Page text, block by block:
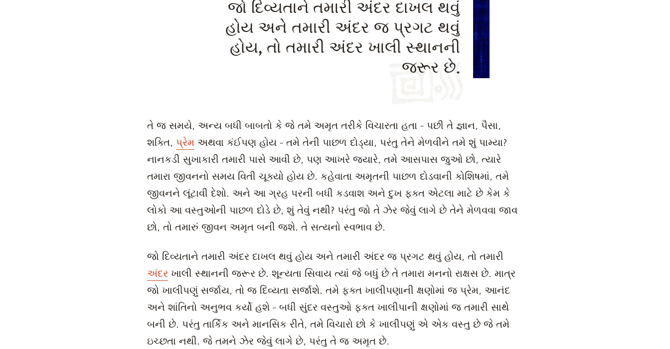
જો દિવ્યતાને તમારી અંદર દાખલ થવું
હોય અને તમારી અંદર જ પ્રગટ થવું
હોય, તો તમારી અંદર ખાલી સ્થાનની
જરૂર છે.
તે જ સમયે, અન્ય બધી બાબતો કે જે તમે અમૃત તરીકે વિચારતા હતા - પછી તે જ્ઞાન, પૈસા,
શક્તિ, પ્રેમ અથવા કંઈપણ હોય - તમે તેની પાછળ દોડ્યા, પરંતુ તેને મેળવીને તમે શું પામ્યા?
નાનકડી સુખાકારી તમારી પાસે આવી છે, પણ આખરે જ્યારે, તમે આસપાસ જુઓ છો, ત્યારે
તમારા જીવનનો સમય વિતી ચૂક્યો હોય છે. કહેવાતા અમૃતની પાછળ દોડવાની કોશિષમાં, તમે
જીવનને લૂંટાવી દેશો. અને આ ગ્રહ પરની બધી કડવાશ અને દુખ ફક્ત એટલા માટે છે કેમ કે
લોકો આ વસ્તુઓની પાછળ દોડે છે, શું તેવું નથી? પરંતુ જો તે ઝેર જેવું લાગે છે તેને મેળવવા જાવ
છો, તો તમારું જીવન અમૃત બની જશે. તે સત્યનો સ્વભાવ છે.
જો દિવ્યતાને તમારી અંદર દાખલ થવું હોય અને તમારી અંદર જ પ્રગટ થવું હોય, તો તમારી
અંદર ખાલી સ્થાનની જરૂર છે. શૂન્યતા સિવાય ત્યાં જે બધું છે તે તમારા મનનો રાક્ષસ છે. માત્ર
જો ખાલીપણું સર્જાય, તો જ દિવ્યતા સર્જાશે. તમે ફક્ત ખાલીપણાની ક્ષણોમાં જ પ્રેમ, આનંદ
અને શાંતિનો અનુભવ કર્યો હશે - બધી સુંદર વસ્તુઓ ફક્ત ખાલીપાની ક્ષણોમાં જ તમારી સાથે
બની છે. પરંતુ તાર્કિક અને માનસિક રીતે, તમે વિચારો છો કે ખાલીપણું એ એક વસ્તુ છે જે તમે
ઇચ્છતા નથી. જે તમને ઝેર જેવું લાગે છે, પરંતુ તે જ અમૃત છે.